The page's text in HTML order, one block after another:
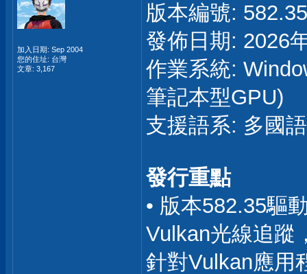
加入日期: Sep 2004
您的住址: 台灣
文章: 3,167
版本編號:
發佈日期: 2026
作業系統:
筆記本型GPU)
支援語系: 多國
發行重點
• 版本582.35驅
Vulkan光線追蹤
針對Vulkan應用